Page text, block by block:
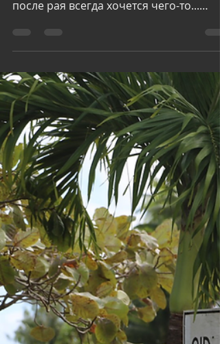
Дневник кругосветки.
гнать каяк
13 июня 2019 года. Возьму каяк...
поплыву по лагуне... Аитутаки – рай. Но
после рая всегда хочется чего-то...
круче рая. И вот...